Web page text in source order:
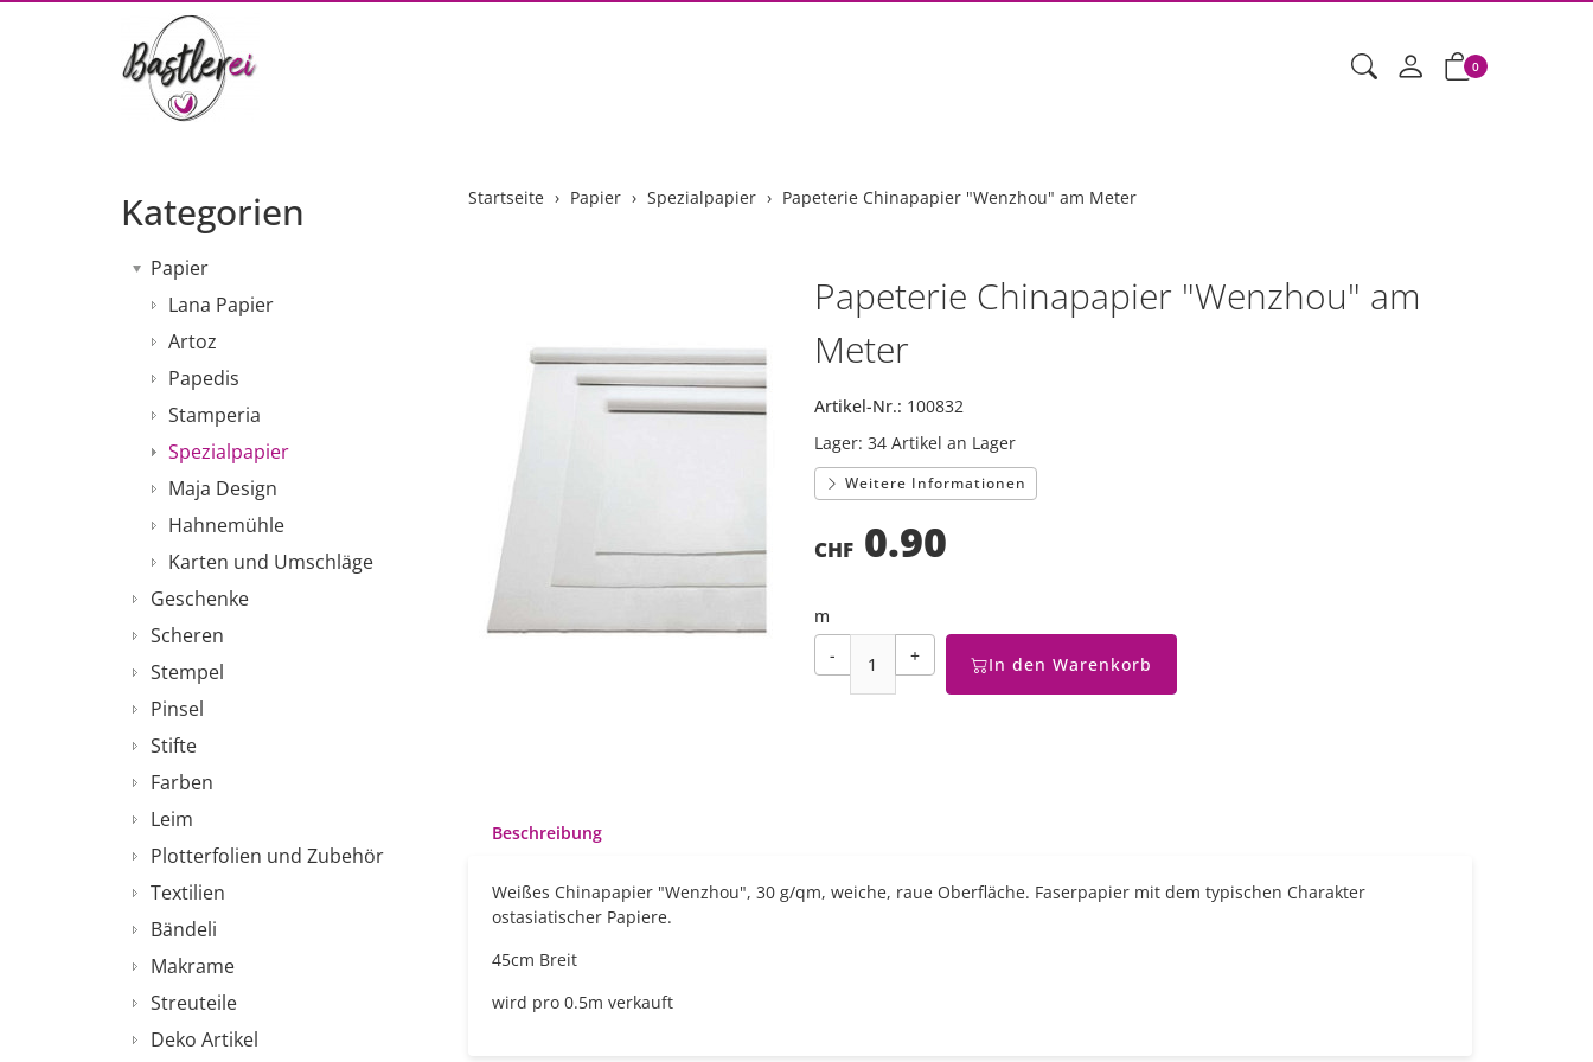
0
Startseite Papier Spezialpapier Papeterie Chinapapier "Wenzhou" am Meter
Papeterie Chinapapier "Wenzhou" am
Meter
Artikel-Nr.: 100832
Lager: 34 Artikel an Lager
Weitere Informationen
CHF 0.90
m
-
+ In den Warenkorb
Beschreibung
Weißes Chinapapier "Wenzhou", 30 g/qm, weiche, raue Oberfläche. Faserpapier mit dem typischen Charakter
ostasiatischer Papiere.
45cm Breit
wird pro 0.5m verkauft
Kategorien
Papier
Lana Papier
Artoz
Papedis
Stamperia
Spezialpapier
Maja Design
Hahnemühle
Karten und Umschläge
Geschenke
Scheren
Stempel
Pinsel
Stifte
Farben
Leim
Plotterfolien und Zubehör
Textilien
Bändeli
Makrame
Streuteile
Deko Artikel